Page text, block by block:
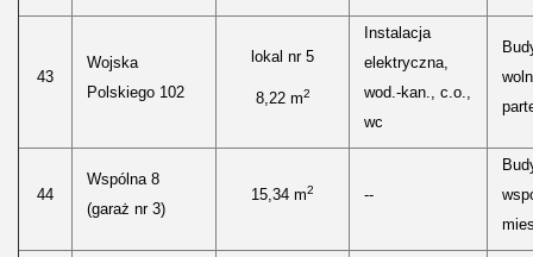
43
Wojska
Polskiego 102
lokal nr 5
8,22 m2
Instalacja
elektryczna,
wod.-kan., c.o.,
wc
44
Wspólna 8
(garaż nr 3)
15,34 m2 --